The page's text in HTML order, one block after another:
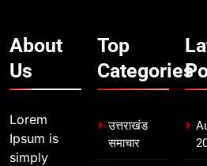
About
Us
Lorem
Ipsum is
simply
Top
Categories
उत्तराखंड
समाचार